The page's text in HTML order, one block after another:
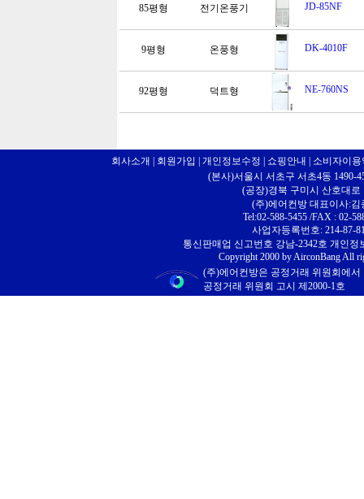
85평형 전기온풍기 JD-85NF
9평형 온풍형 DK-4010F
92평형 덕트형 NE-760NS
회사소개 회원가입 개인정보수정 쇼핑안내
소비자이용
(본사)서울시 서초구 서초4동 1490-
(공장)경북 구미시 산호대로
(주)에어컨방 대표이사:김
Tel:02-588-5455 /FAX : 02-
사업자등록번호: 214-87-
통신판매업 신고번호 강남-2342호 개인정
Copyright 2000 by AirconBang All
(주)에어컨방은 공정거래 위원회에
공정거래 위원회 고시 제2000-1호